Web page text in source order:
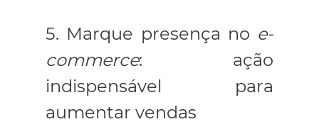
5. Marque presença no e-
commerce: ação
indispensável para
aumentar vendas